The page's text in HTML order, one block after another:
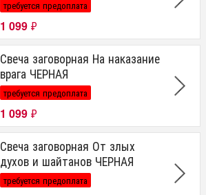
требуется предоплата
1 099 ₽
Свеча заговорная На наказание
врага ЧЕРНАЯ
требуется предоплата
1 099 ₽
Свеча заговорная От злых
духов и шайтанов ЧЕРНАЯ
требуется предоплата